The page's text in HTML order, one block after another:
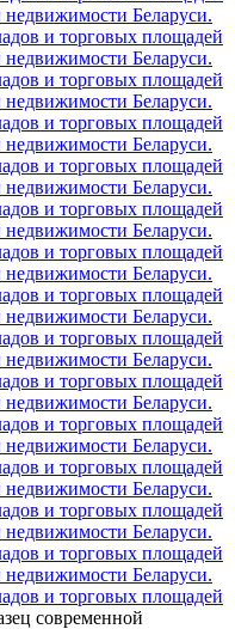
Беларуси.
и торговых площадей
Беларуси.
и торговых площадей
Беларуси.
и торговых площадей
Беларуси.
и торговых площадей
Беларуси.
и торговых площадей
Беларуси.
и торговых площадей
Беларуси.
и торговых площадей
Беларуси.
и торговых площадей
Беларуси.
и торговых площадей
Беларуси.
и торговых площадей
Беларуси.
и торговых площадей
Беларуси.
и торговых площадей
Беларуси.
и торговых площадей
Беларуси.
и торговых площадей
современной